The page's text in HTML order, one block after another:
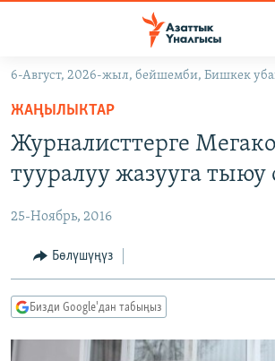
Навигацияга
өтүңүз
Издөөгө
салыңызКЫРГЫЗСТАН
ЭКОНОМИКА
МАДАНИЯТ
ДҮЙНӨ
БОРБОР АЗИЯ
УКРАИНА
АТАЙЫН ИЛИКТӨӨ
ТВ ПРОГРАММАЛАР
ЭКСПЕРТТЕР ТАЛДАЙТ
БИЗ ЖАНА ДҮЙНӨ
ӨЗГӨЧӨ ПИКИР
6-Август, 2026-жыл, бейшемби, Бишкек
ЖАҢЫЛЫКТАР
Журналисттерге
тууралуу жазууга
25-Ноябрь, 2016
Бөлүшүңүз
Бизди Google'дан табыңыз